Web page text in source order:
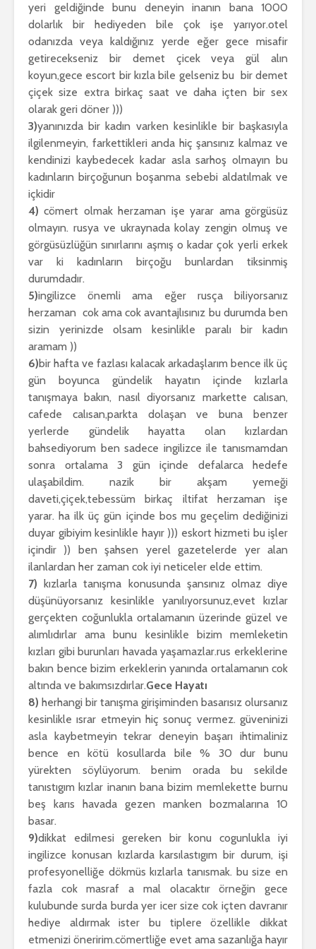
yeri geldiğinde bunu deneyin inanın bana 1000
dolarlık bir hediyeden bile çok işe yarıyor.otel
odanızda veya kaldığınız yerde eğer gece misafir
getirecekseniz bir demet çicek veya gül alın
koyun,gece escort bir kızla bile gelseniz bu bir demet
çiçek size extra birkaç saat ve daha içten bir sex
olarak geri döner )))
3)yanınızda bir kadın varken kesinlikle bir başkasıyla
ilgilenmeyin, farkettikleri anda hiç şansınız kalmaz ve
kendinizi kaybedecek kadar asla sarhoş olmayın bu
kadınların birçoğunun boşanma sebebi aldatılmak ve
içkidir
4) cömert olmak herzaman işe yarar ama görgüsüz
olmayın. rusya ve ukraynada kolay zengin olmuş ve
görgüsüzlüğün sınırlarını aşmış o kadar çok yerli erkek
var ki kadınların birçoğu bunlardan tiksinmiş
durumdadır.
5)ingilizce önemli ama eğer rusça biliyorsanız
herzaman cok ama cok avantajlısınız bu durumda ben
sizin yerinizde olsam kesinlikle paralı bir kadın
aramam ))
6)bir hafta ve fazlası kalacak arkadaşlarım bence ilk üç
gün boyunca gündelik hayatın içinde kızlarla
tanışmaya bakın, nasıl diyorsanız markette calısan,
cafede calısan,parkta dolaşan ve buna benzer
yerlerde gündelik hayatta olan kızlardan
bahsediyorum ben sadece ingilizce ile tanısmamdan
sonra ortalama 3 gün içinde defalarca hedefe
ulaşabildim. nazik bir akşam yemeği
daveti,çiçek,tebessüm birkaç iltifat herzaman işe
yarar. ha ilk üç gün içinde bos mu geçelim dediğinizi
duyar gibiyim kesinlikle hayır ))) eskort hizmeti bu işler
içindir )) ben şahsen yerel gazetelerde yer alan
ilanlardan her zaman cok iyi neticeler elde ettim.
7) kızlarla tanışma konusunda şansınız olmaz diye
düşünüyorsanız kesinlikle yanılıyorsunuz,evet kızlar
gerçekten coğunlukla ortalamanın üzerinde güzel ve
alımlıdırlar ama bunu kesinlikle bizim memleketin
kızları gibi burunları havada yaşamazlar.rus erkeklerine
bakın bence bizim erkeklerin yanında ortalamanın cok
altında ve bakımsızdırlar.Gece Hayatı
8) herhangi bir tanışma girişiminden basarısız olursanız
kesinlikle ısrar etmeyin hiç sonuç vermez. güveninizi
asla kaybetmeyin tekrar deneyin başarı ihtimaliniz
bence en kötü kosullarda bile % 30 dur bunu
yürekten söylüyorum. benim orada bu sekilde
tanıstıgım kızlar inanın bana bizim memlekette burnu
beş karıs havada gezen manken bozmalarına 10
basar.
9)dikkat edilmesi gereken bir konu cogunlukla iyi
ingilizce konusan kızlarda karsılastıgım bir durum, işi
profesyonelliğe dökmüs kızlarla tanısmak. bu size en
fazla cok masraf a mal olacaktır örneğin gece
kulubunde surda burda yer icer size cok içten davranır
hediye aldırmak ister bu tiplere özellikle dikkat
etmenizi öneririm.cömertliğe evet ama sazanlığa hayır